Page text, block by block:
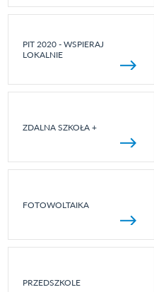
PIT 2020 - WSPIERAJ
LOKALNIE
ZDALNA SZKOŁA +
FOTOWOLTAIKA
PRZEDSZKOLE